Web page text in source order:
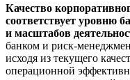
Качество
соответствует уровню
и масштабов
банком и риск-
исходя из текущего
операционной